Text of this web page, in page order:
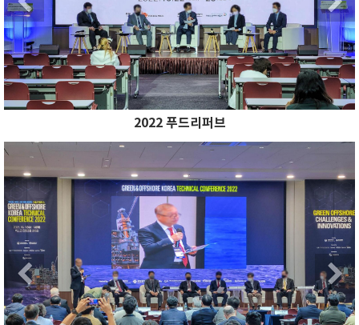
2022 푸드리퍼브
Previous
Previous